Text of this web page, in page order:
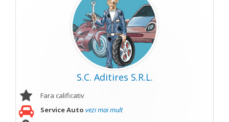
S.C. Aditires S.R.L.
Fara calificativ
Service Auto vezi mai mult